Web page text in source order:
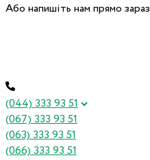
Або напишіть нам прямо зараз
(044) 333 93 51
(067) 333 93 51
(063) 333 93 51
(066) 333 93 51